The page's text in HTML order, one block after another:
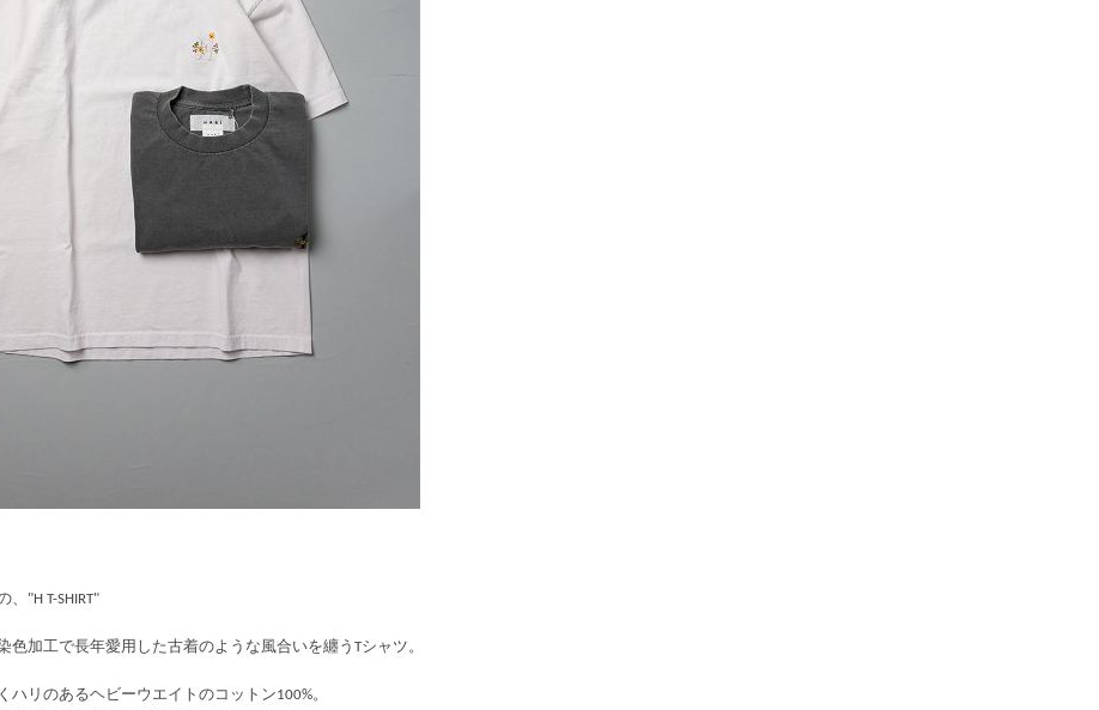
、"H T-SHIRT"
色加工で長年愛用した古着のような風合いを纏うTシャツ。
ハリのあるヘビーウエイトのコットン100%。